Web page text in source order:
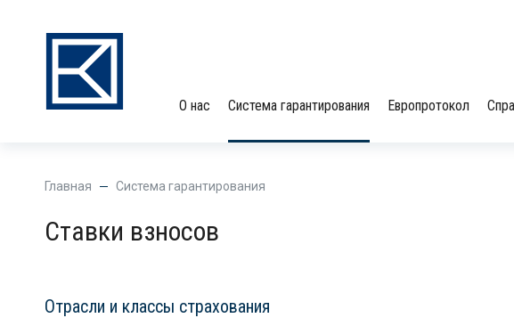
О нас Система гарантирования Европротокол
Главная Система гарантирования
Ставки взносов
Отрасли и классы страхования